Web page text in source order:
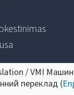
/ VMI
переклад (